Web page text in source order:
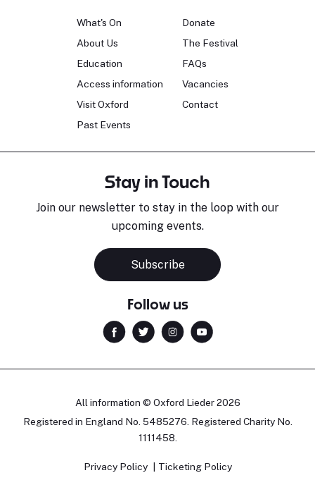
What's On
About Us
Education
Access information
Visit Oxford
Past Events
Donate
The Festival
FAQs
Vacancies
Contact
Stay in Touch
Join our newsletter to stay in the loop with our
upcoming events.
Subscribe
Follow us
All information © Oxford Lieder 2026
Registered in England No. 5485276. Registered Charity No.
1111458.
Privacy Policy Ticketing Policy